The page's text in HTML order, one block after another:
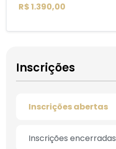
R$ 1.390,00
Inscrições
Inscrições abertas
Inscrições encerradas